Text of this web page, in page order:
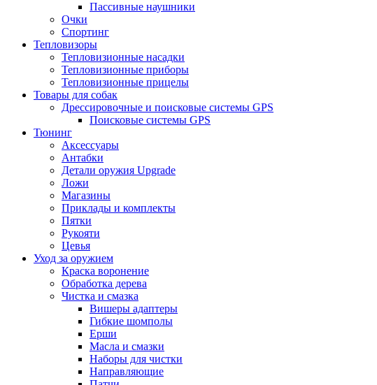
Пассивные наушники
Очки
Спортинг
Тепловизоры
Тепловизионные насадки
Тепловизионные приборы
Тепловизионные прицелы
Товары для собак
Дрессировочные и поисковые системы GPS
Поисковые системы GPS
Тюнинг
Аксессуары
Антабки
Детали оружия Upgrade
Ложи
Магазины
Приклады и комплекты
Пятки
Рукояти
Цевья
Уход за оружием
Краска воронение
Обработка дерева
Чистка и смазка
Вишеры адаптеры
Гибкие шомполы
Ерши
Масла и смазки
Наборы для чистки
Направляющие